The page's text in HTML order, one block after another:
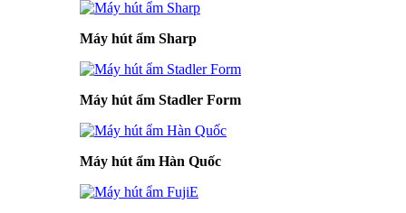
Máy hút ẩm Sharp
Máy hút ẩm Stadler Form
Máy hút ẩm Hàn Quốc